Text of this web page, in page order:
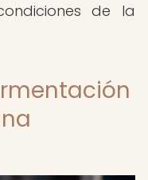
de la